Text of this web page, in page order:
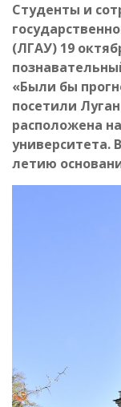
Студенты и
(ЛГАУ) 19
«Были бы
посетили
расположена
университета.
летию